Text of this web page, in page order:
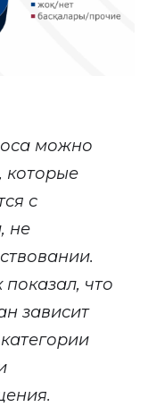
можно
которые
с
не
что
зависит